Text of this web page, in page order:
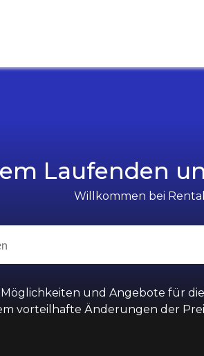
Laufenden
Willkommen bei
und Angebote für
vorteilhafte Änderungen der